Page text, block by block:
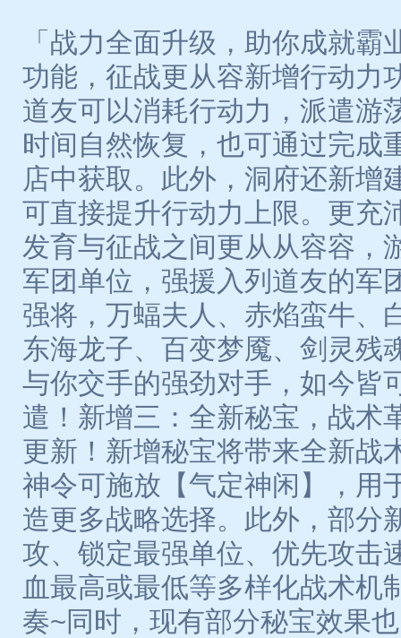
「战力全面升级，助你成就霸
功能，征战更从容新增行动
道友可以消耗行动力，派遣游
时间自然恢复，也可通过完成
店中获取。此外，洞府还新增
可直接提升行动力上限。更充
发育与征战之间更从从容容，
军团单位，强援入列道友的军
强将，万蝠夫人、赤焰蛮牛、
东海龙子、百变梦魇、剑灵
与你交手的强劲对手，如今皆
遣！新增三：全新秘宝，战术
更新！新增秘宝将带来全新
神令可施放【气定神闲】，用
造更多战略选择。此外，部分
攻、锁定最强单位、优先攻击
血最高或最低等多样化战术机
奏~同时，现有部分秘宝效果